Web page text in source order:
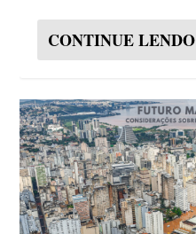
CONTINUE LENDO